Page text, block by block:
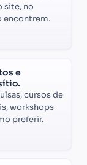
site, no
encontrem.
e
cursos de
workshops
preferir.